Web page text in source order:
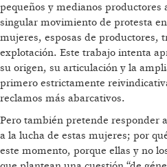
pequeños y medianos productores
singular movimiento de protesta
mujeres, esposas de productores,
explotación. Este trabajo intenta
su origen, su articulación y la
primero estrictamente
reclamos más abarcativos.
Pero también pretende responder
a la lucha de estas mujeres; por
este momento, porque ellas y no